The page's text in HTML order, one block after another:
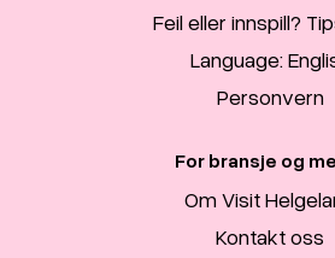
Feil eller innspill?
Language:
Personvern
For bransje og
Om Visit
Kontakt oss